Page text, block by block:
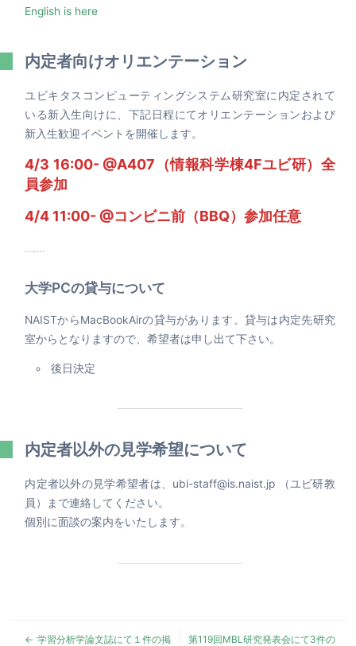
English is here
内定者向けオリエンテーション
ユビキタスコンピューティングシステム研究室に内定されて
いる新入生向けに、下記日程にてオリエンテーションおよび
新入生歓迎イベントを開催します。
4/3 16:00- @A407（情報科学棟4Fユビ研）全
員参加
4/4 11:00- @コンビニ前（BBQ）参加任意
…….
大学PCの貸与について
NAISTからMacBookAirの貸与があります。貸与は内定先研究
室からとなりますので、希望者は申し出て下さい。
後日決定
内定者以外の見学希望について
内定者以外の見学希望者は、ubi-staff@is.naist.jp （ユビ研教
員）まで連絡してください。
個別に面談の案内をいたします。
学習分析学論文誌にて１件の掲
第119回MBL研究発表会にて3件の